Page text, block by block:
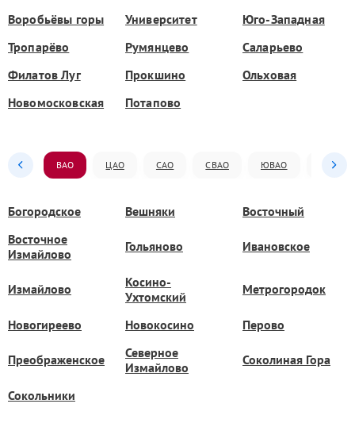
Воробьёвы горы Университет
Юго-Западная
Тропарёво
Румянцево
Саларьево
Филатов Луг
Прокшино
Ольховая
Новомосковская
Потапово
ВАО ЦАО САО СВАО ЮВАО ЮАО
Богородское Вешняки
Восточный
Восточное
Измайлово
Гольяново Ивановское
Измайлово
Косино-
Ухтомский
Метрогородок
Новогиреево Новокосино Перово
Преображенское
Северное
Измайлово
Соколиная Гора
Сокольники